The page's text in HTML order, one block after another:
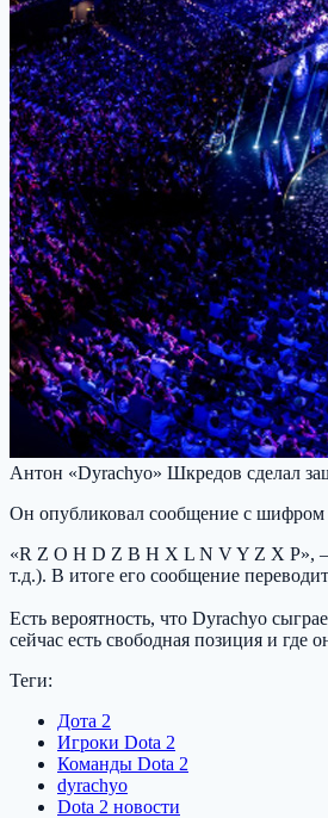
Антон «Dyrachyo» Шкредов сделал
Он опубликовал сообщение с шифром
«R Z O H D Z B H X L N V Y Z X P»,
т.д.). В итоге его сообщение
Есть вероятность, что Dyrachyo
сейчас есть свободная позиция и где
Теги:
Дота 2
Игроки Dota 2
Команды Dota 2
dyrachyo
Dota 2 новости